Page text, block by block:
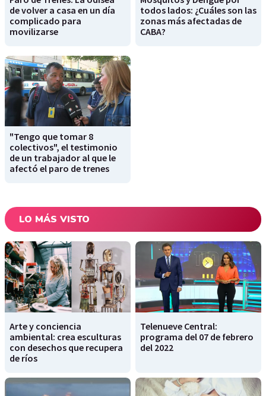
de volver a casa en un día
complicado para
movilizarse
todos lados: ¿Cuáles son las
zonas más afectadas de
CABA?
"Tengo que tomar 8
colectivos", el testimonio
de un trabajador al que le
afectó el paro de trenes
LO MÁS VISTO
Arte y conciencia
ambiental: crea esculturas
con desechos que recupera
de ríos
Telenueve Central:
programa del 07 de febrero
del 2022